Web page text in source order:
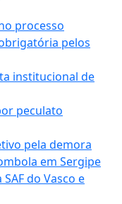
processo
pelos
institucional de
peculato
pela demora
em Sergipe
do Vasco e